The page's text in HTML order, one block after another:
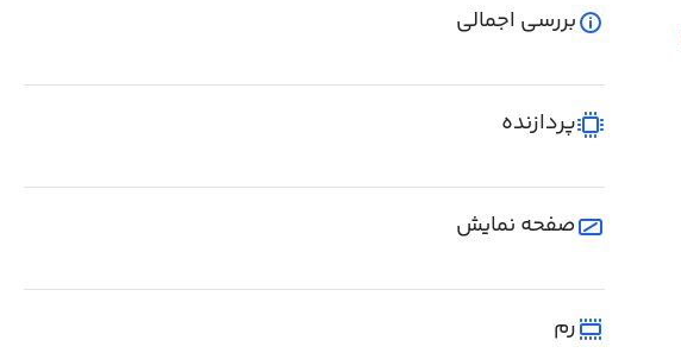
بررسی اجمالی
پردازنده
صفحه نمایش
رم